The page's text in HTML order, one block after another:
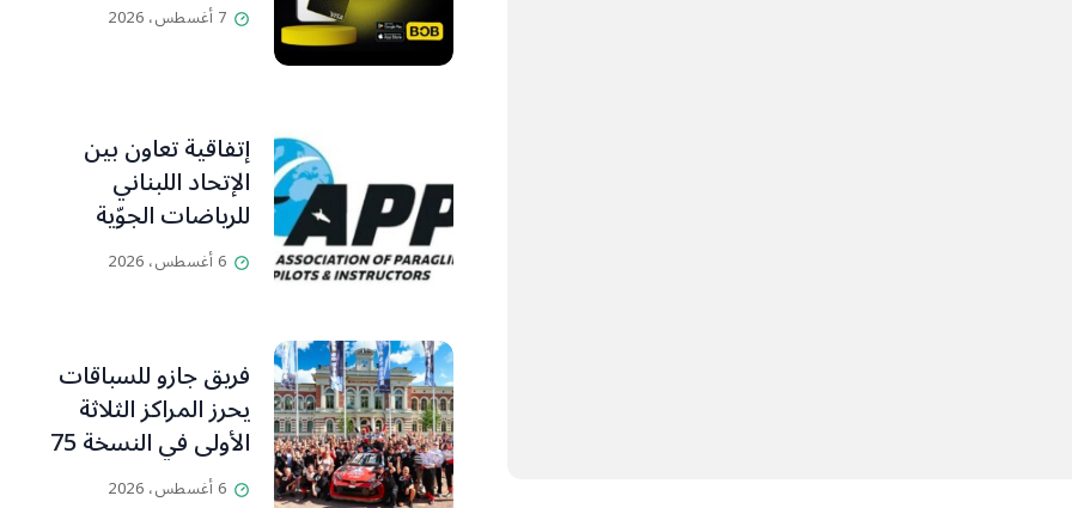
7 أغسطس، 2026
إتفاقية تعاون بين
الإتحاد اللبناني
للرياضات الجوّية
وجمعية طيّاري
ومدرّبي الطيران
6 أغسطس، 2026
فريق جازو للسباقات
يحرز المراكز الثلاثة
الأولى في النسخة 75
من رالي فنلندا
6 أغسطس، 2026